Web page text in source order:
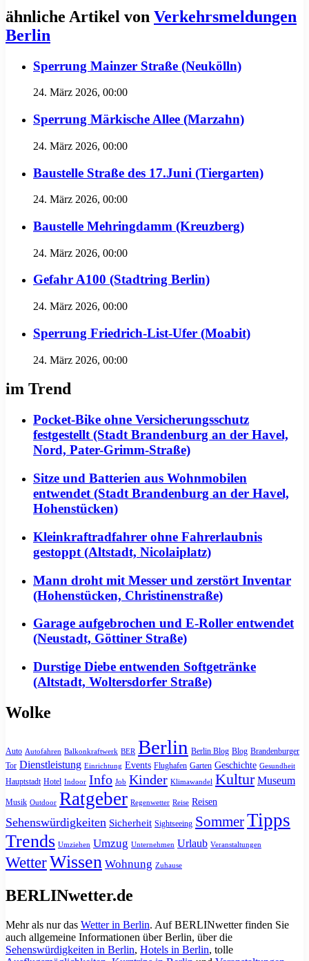
ähnliche Artikel von Verkehrsmeldungen
Berlin
Sperrung Mainzer Straße (Neukölln)
24. März 2026, 00:00
Sperrung Märkische Allee (Marzahn)
24. März 2026, 00:00
Baustelle Straße des 17.Juni (Tiergarten)
24. März 2026, 00:00
Baustelle Mehringdamm (Kreuzberg)
24. März 2026, 00:00
Gefahr A100 (Stadtring Berlin)
24. März 2026, 00:00
Sperrung Friedrich-List-Ufer (Moabit)
24. März 2026, 00:00
im Trend
Pocket-Bike ohne Versicherungsschutz
festgestellt (Stadt Brandenburg an der Havel,
Nord, Pater-Grimm-Straße)
Sitze und Batterien aus Wohnmobilen
entwendet (Stadt Brandenburg an der Havel,
Hohenstücken)
Kleinkraftradfahrer ohne Fahrerlaubnis
gestoppt (Altstadt, Nicolaiplatz)
Mann droht mit Messer und zerstört Inventar
(Hohenstücken, Christinenstraße)
Garage aufgebrochen und E-Roller entwendet
(Neustadt, Göttiner Straße)
Durstige Diebe entwenden Softgetränke
(Altstadt, Woltersdorfer Straße)
Wolke
Auto Autofahren Balkonkraftwerk BER Berlin Berlin Blog Blog Brandenburger
Tor Dienstleistung Einrichtung Events Flughafen Garten Geschichte Gesundheit
Hauptstadt Hotel Indoor Info Job Kinder Klimawandel Kultur Museum
Musik Outdoor Ratgeber Regenwetter Reise Reisen
Sehenswürdigkeiten Sicherheit Sightseeing SommerTipps
Trends Umziehen Umzug Unternehmen Urlaub Veranstaltungen
WetterWissen Wohnung Zuhause
BERLINwetter.de
Mehr als nur das Wetter in Berlin. Auf BERLINwetter finden Sie
auch allgemeine Informationen über Berlin, über die
Sehenswürdigkeiten in Berlin, Hotels in Berlin, tolle